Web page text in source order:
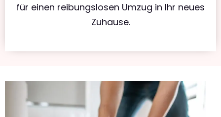
für einen reibungslosen Umzug in Ihr neues
Zuhause.